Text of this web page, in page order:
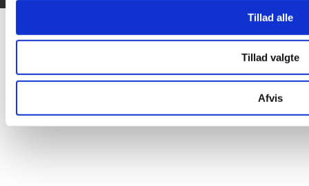
Tillad alle
Tillad valgte
Afvis